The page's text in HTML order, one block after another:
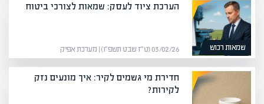
שמאות רכוש
הערכת ציוד לעסק: שמאות לצורכי ביטוח
03/02/26 (ט״ז שבט תשפ״ו) | מערכת אפיק
חדירת מי גשמים לקיר: איך מונעים נזק
לקירות?